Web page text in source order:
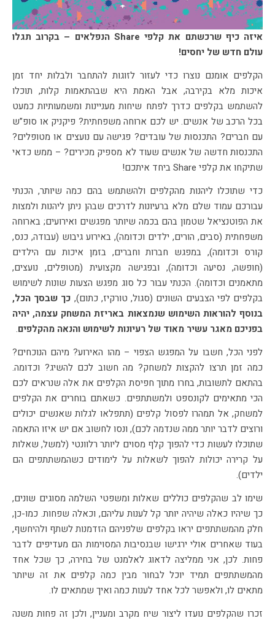
איזה כיף שרכשתם את קלפי Share הנפלאים – בקרוב תגלו
עולם חדש של יחסים!
הקלפים אומנם נוצרו כדי לעזור לזוגות להתחבר ולבלות יחד זמן
איכות מלא בקירבה, אבל האמת היא שבהתאמות קלות, תוכלו
להשתמש בקלפים כדרך לפתח שיחות מעניינות ומשמעותיות כמעט
בכל הרכב של אנשים. יש לכם ארוחה משפחתית? פיקניק או סופ”ש
עם חברים? התכנסות של עובדים? פגישה עם נועצים או מטופלים?
התכנסות חדשה של אנשים שעוד לא מספיק מכירים? – ממש כדאי
שתיקחו את קלפי Share ביחד איתכם!
כדי שתוכלו ליהנות מהקלפים ולהשתמש בהם כמה שיותר, הכנתי
עבורכם עמוד שלם מלא ברעיונות לדרכים שבהן ניתן ליהנות ולמצות
את הפוטנציאל שטמון בהם בכמה שיותר מפגשים ואירועים; בארוחה
משפחתית (סבים, הורים, ילדים וכדומה), באירוע גיבוש (עבודה, כנס,
קורס וכדומה), במפגש חברות וחברים, בזמן איכות עם הילדים
(חופשה, נסיעה וכדומה), ובפגישה מקצועית (מטופלים, נועצים,
מתאמנים וכדומה). הכנתי עבור כל סוג מפגש הצעות שונות לשימוש
בקלפים לפי הצבעים השונים (סגול, טורקיז, כתום), כך שבסך הכל,
בנוסף להוראות השימוש שנמצאות באריזת המשחק עצמה, יהיה
בפניכם מאגר עשיר מאוד של רעיונות לשימוש והנאה מהקלפים.
לפני הכל, חשבו על המפגש הצפוי – מהו האירוע? מיהם הנוכחים?
כמה זמן תרצו להקצות למשחק? מה חשוב לכם להשיג? וכדומה.
בהתאם לתשובות, בחרו מתוך חפיסת הקלפים את אלה שנראים לכם
הכי מתאימים לקונספט ולמשתתפים. כשאתם בוחרים את הקלפים
למשחק, אל תמהרו לפסול קלפים (תתפלאו לגלות שאנשים יכולים
ורוצים לדבר יותר ממה שנדמה לכם), ונסו לחשוב אם יש איזו התאמה
שתוכלו לעשות כדי להפוך קלף מסוים ליותר רלוונטי (למשל, שאלות
על קרירה יכולות להפוך לשאלות על לימודים כשהמשתתפים הם
ילדים).
שימו לב שהקלפים כוללים שאלות ומשפטי השלמה מסוגים שונים,
כך שיהיו כאלה שיהיה יותר קל לענות עליהם, וכאלה שפחות. כמו-כן,
חלק מהמשתתפים יראו בקלפים שלפניהם הזדמנות לשתף ולהיחשף,
בעוד שאחרים אולי ירגישו שבנסיבות המסוימות הם מעדיפים לדבר
פחות. לכן, אני ממליצה לדאוג לאלמנט של בחירה, כך שכל אחד
מהמשתתפים תמיד יוכל לבחור מבין כמה קלפים את זה שיותר
מתאים לו, ולאפשר לכל אחד לענות כמה ואיך שמתאים לו.
זכרו שהקלפים נועדו ליצור שיח מקרב ומעניין, ולכן זה פחות משנה